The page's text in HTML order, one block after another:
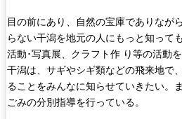
目の前にあり、自然の宝庫でありなが
らない干潟を地元の人にもっと知って
活動･写真展、クラフト作 り等の活動
干潟は、サギやシギ類などの飛来地で
ることをみんなに知らせていきたい。
ごみの分別指導を行っている。